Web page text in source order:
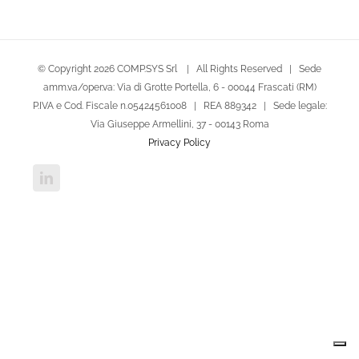
© Copyright 2026 COMP.SYS Srl | All Rights Reserved | Sede
amm.va/oper.va: Via di Grotte Portella, 6 - 00044 Frascati (RM)
P.IVA e Cod. Fiscale n.05424561008 | REA 889342 | Sede legale:
Via Giuseppe Armellini, 37 - 00143 Roma
Privacy Policy
LinkedIn